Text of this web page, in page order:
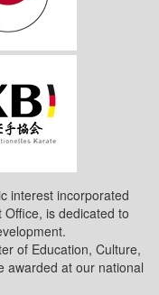
interest incorporated
is dedicated to
of Education, Culture,
awarded at our national